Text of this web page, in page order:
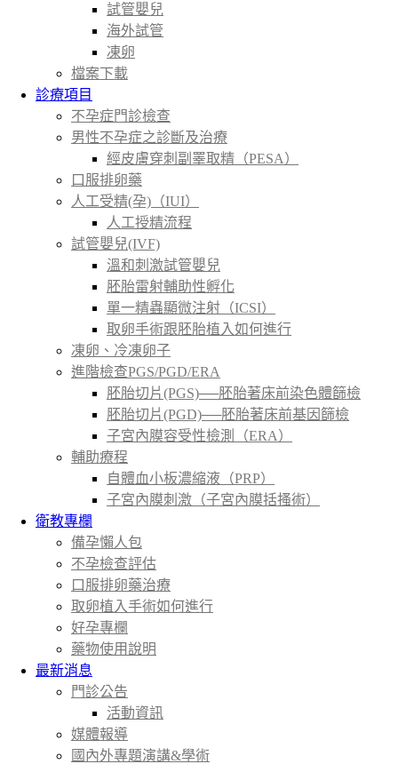
試管嬰兒
海外試管
凍卵
檔案下載
診療項目
不孕症門診檢查
男性不孕症之診斷及治療
經皮膚穿刺副睪取精（PESA）
口服排卵藥
人工受精(孕)（IUI）
人工授精流程
試管嬰兒(IVF)
溫和刺激試管嬰兒
胚胎雷射輔助性孵化
單一精蟲顯微注射（ICSI）
取卵手術跟胚胎植入如何進行
凍卵、冷凍卵子
進階檢查PGS/PGD/ERA
胚胎切片(PGS)──胚胎著床前染色體篩檢
胚胎切片(PGD)──胚胎著床前基因篩檢
子宮內膜容受性檢測（ERA）
輔助療程
自體血小板濃縮液（PRP）
子宮內膜刺激（子宮內膜括搔術）
衛教專欄
備孕懶人包
不孕檢查評估
口服排卵藥治療
取卵植入手術如何進行
好孕專欄
藥物使用說明
最新消息
門診公告
活動資訊
媒體報導
國內外專題演講&學術